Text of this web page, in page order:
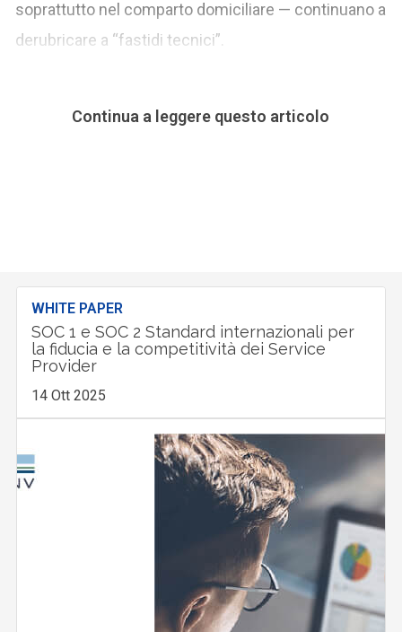
soprattutto nel comparto domiciliare — continuano a
derubricare a “fastidi tecnici”.
Continua a leggere questo articolo
WHITE PAPER
SOC 1 e SOC 2 Standard internazionali per
la fiducia e la competitività dei Service
Provider
14 Ott 2025